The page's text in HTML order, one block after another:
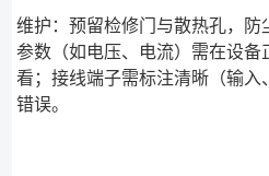
维护：预留检修门与散热孔，
参数（如电压、电流）需在设
看；接线端子需标注清晰（输
错误。